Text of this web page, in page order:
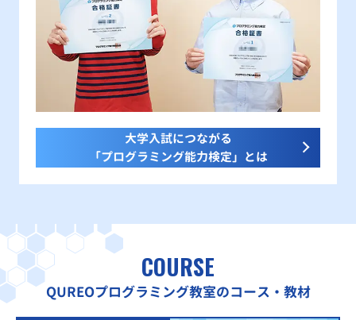
大学入試につながる
「プログラミング能力検定」とは
COURSE
QUREOプログラミング教室のコース・教材